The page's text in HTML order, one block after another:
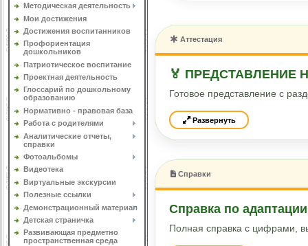
Методическая деятельность
Мои достижения
Достижения воспитанников
Профориентация
дошкольников
Патриотическое воспитание
Проектная деятельность
Глоссарий по дошкольному
образованию
Нормативно - правовая база
Работа с родителями
Аналитические отчеты,
справки
Фотоальбомы
Видеотека
Виртуальные экскурсии
Полезные ссылки
Демонстрационный материал
Детская страничка
Развивающая предметно
пространственная среда
Аттестация
🏅
Готовое представление с
Развернуть
Справки
Справка по
Полная справка с цифрами,